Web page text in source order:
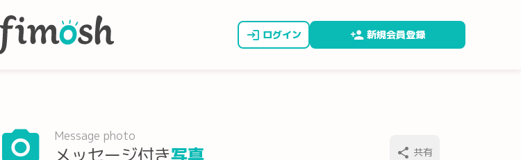
ログイン 新規会員登録
Message photo
メッセージ付き写真 共有